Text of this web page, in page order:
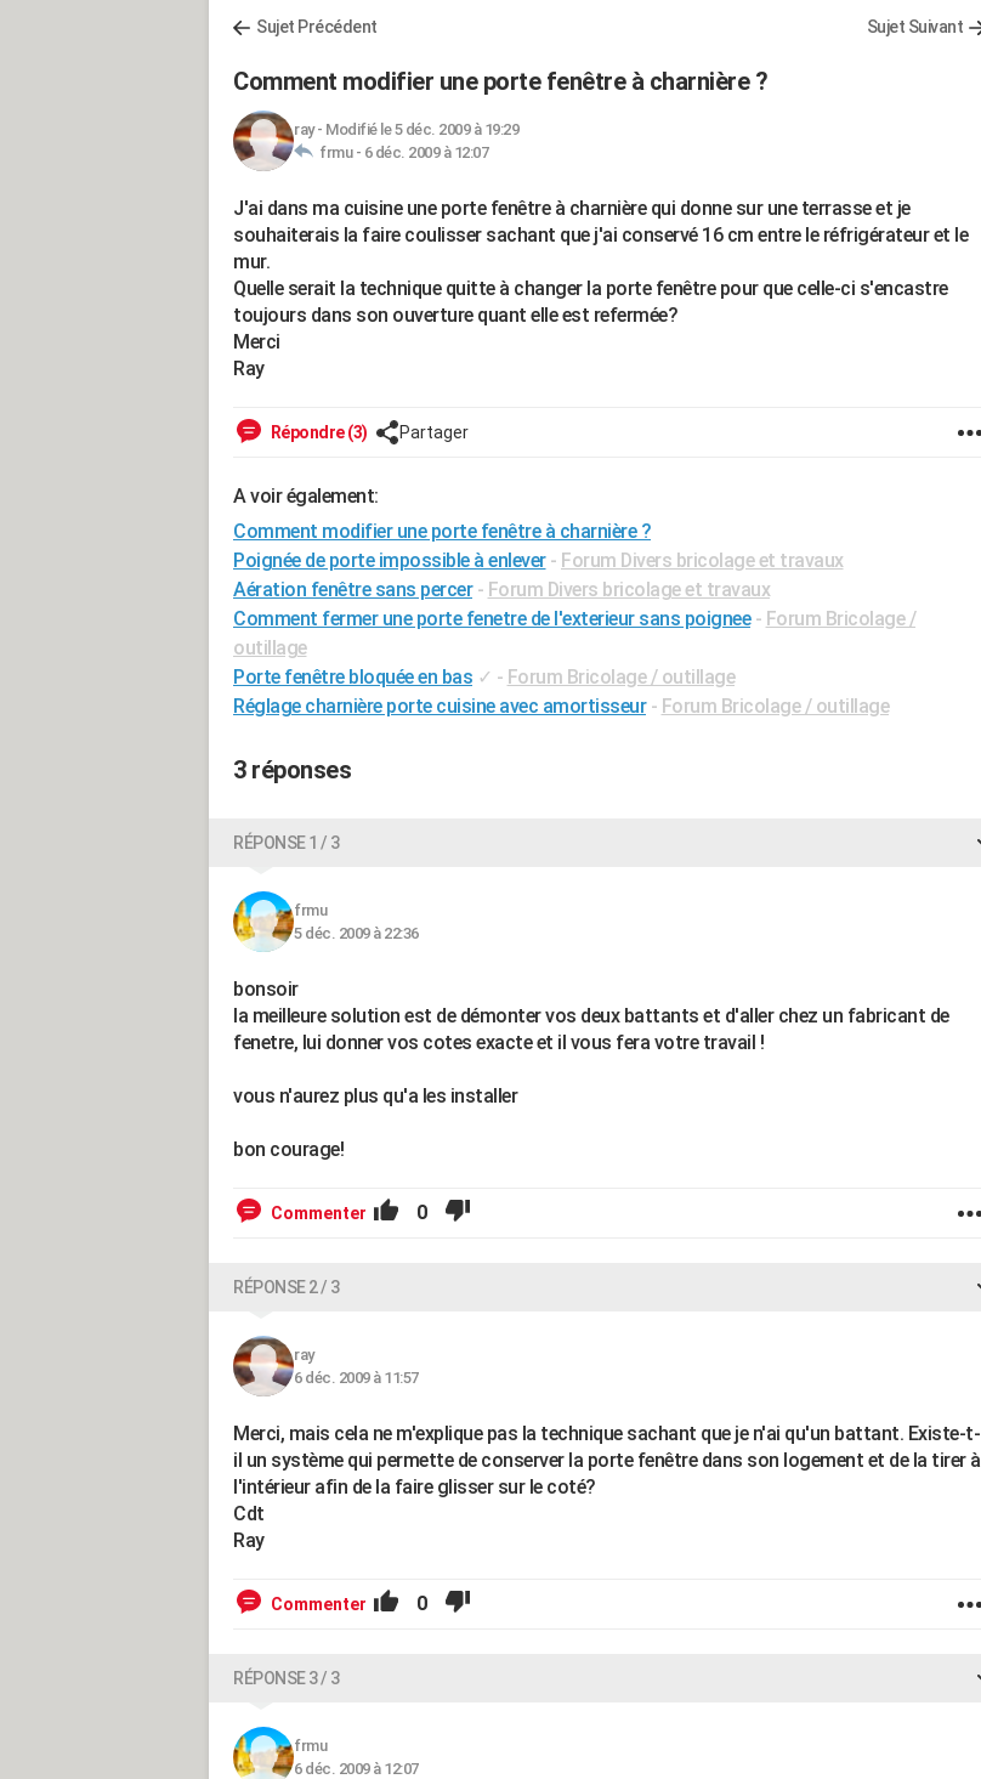
Sujet Précédent Sujet Suivant
Comment modifier une porte fenêtre à charnière ?
ray- Modifié le 5 déc. 2009 à 19:29
frmu - 6 déc. 2009 à 12:07
J'ai dans ma cuisine une porte fenêtre à charnière qui donne sur une terrasse et je
souhaiterais la faire coulisser sachant que j'ai conservé 16 cm entre le réfrigérateur et le
mur.
Quelle serait la technique quitte à changer la porte fenêtre pour que celle-ci s'encastre
toujours dans son ouverture quant elle est refermée?
Merci
Ray
Répondre (3) Partager
A voir également:
Comment modifier une porte fenêtre à charnière ?
Poignée de porte impossible à enlever - Forum Divers bricolage et travaux
Aération fenêtre sans percer - Forum Divers bricolage et travaux
Comment fermer une porte fenetre de l'exterieur sans poignee - Forum Bricolage /
outillage
Porte fenêtre bloquée en bas ✓ - Forum Bricolage / outillage
Réglage charnière porte cuisine avec amortisseur - Forum Bricolage / outillage
3 réponses
RÉPONSE 1 / 3
frmu
5 déc. 2009 à 22:36
bonsoir
la meilleure solution est de démonter vos deux battants et d'aller chez un fabricant de
fenetre, lui donner vos cotes exacte et il vous fera votre travail !
vous n'aurez plus qu'a les installer
bon courage!
Commenter 0
RÉPONSE 2 / 3
ray
6 déc. 2009 à 11:57
Merci, mais cela ne m'explique pas la technique sachant que je n'ai qu'un battant. Existe-t-
il un système qui permette de conserver la porte fenêtre dans son logement et de la tirer à
l'intérieur afin de la faire glisser sur le coté?
Cdt
Ray
Commenter 0
RÉPONSE 3 / 3
frmu
6 déc. 2009 à 12:07